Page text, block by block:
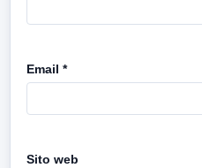
Email *
Sito web